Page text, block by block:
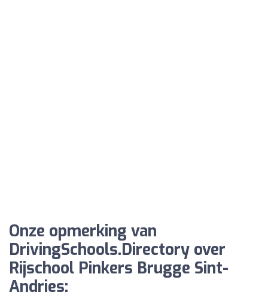
Onze opmerking van
DrivingSchools.Directory over
Rijschool Pinkers Brugge Sint-
Andries: